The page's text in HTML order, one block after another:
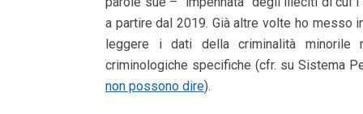
a partire dal 2019. Già altre volte ho messo
leggere i dati della criminalità minorile
criminologiche specifiche (cfr. su Sistema
non possono dire).